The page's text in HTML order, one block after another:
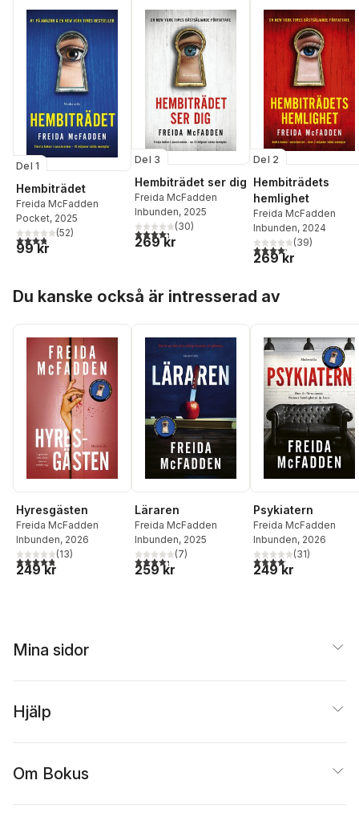
Del 1
Hembiträdet
Freida McFadden
Pocket, 2025
3,8utav 5 stjärnor. Totalt antal röster:
(52)
99 kr
Del 3
Hembiträdet ser dig
Freida McFadden
Inbunden, 2025
4,3utav 5 stjärnor. Totalt antal röster:
(30)
269 kr
Del 2
Hembiträdets
hemlighet
Freida McFadden
Inbunden, 2024
4,2utav 5 stjärnor.
(39)
269 kr
Du kanske också är intresserad av
Hyresgästen
Freida McFadden
Inbunden, 2026
4,8utav 5 stjärnor. Totalt antal röster:
(13)
249 kr
Läraren
Freida McFadden
Inbunden, 2025
4,3utav 5 stjärnor. Totalt antal röster:
(7)
259 kr
Psykiatern
Freida McFadden
Inbunden, 2026
4,1utav 5 stjärnor.
(31)
249 kr
Mina sidor
Hjälp
Om Bokus